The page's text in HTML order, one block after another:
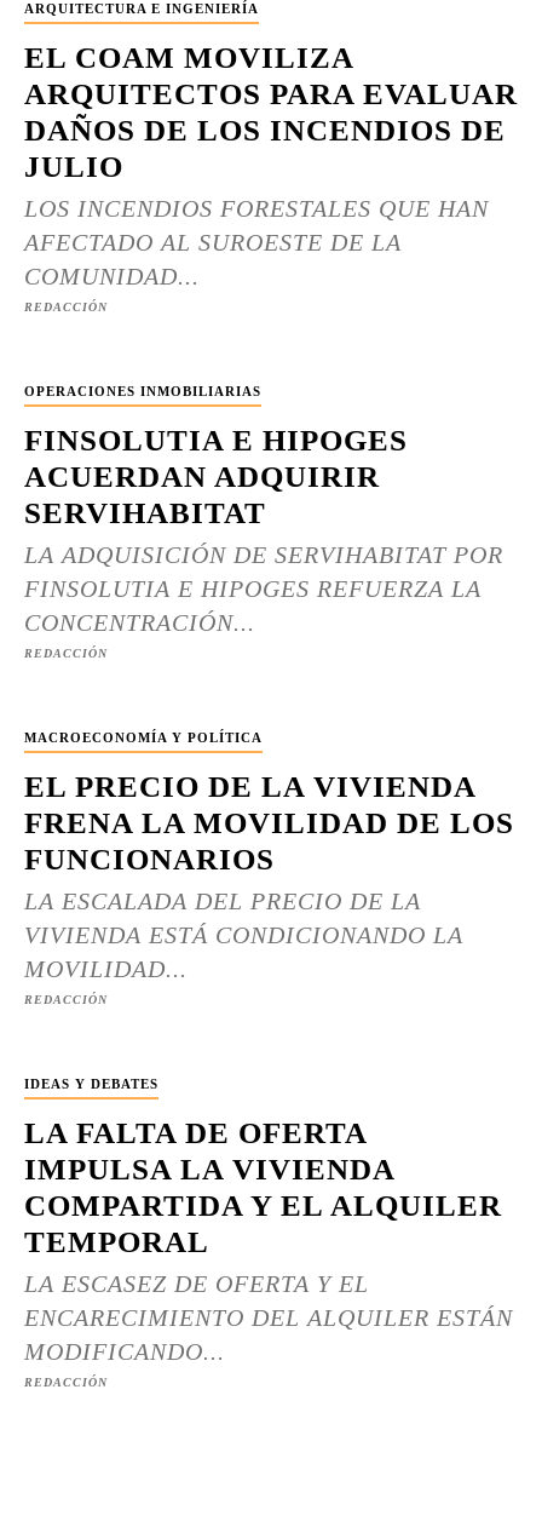
ARQUITECTURA E INGENIERÍA
EL COAM MOVILIZA
ARQUITECTOS PARA EVALUAR
DAÑOS DE LOS INCENDIOS DE
JULIO
LOS INCENDIOS FORESTALES QUE HAN
AFECTADO AL SUROESTE DE LA
COMUNIDAD...
REDACCIÓN
OPERACIONES INMOBILIARIAS
FINSOLUTIA E HIPOGES
ACUERDAN ADQUIRIR
SERVIHABITAT
LA ADQUISICIÓN DE SERVIHABITAT POR
FINSOLUTIA E HIPOGES REFUERZA LA
CONCENTRACIÓN...
REDACCIÓN
MACROECONOMÍA Y POLÍTICA
EL PRECIO DE LA VIVIENDA
FRENA LA MOVILIDAD DE LOS
FUNCIONARIOS
LA ESCALADA DEL PRECIO DE LA
VIVIENDA ESTÁ CONDICIONANDO LA
MOVILIDAD...
REDACCIÓN
IDEAS Y DEBATES
LA FALTA DE OFERTA
IMPULSA LA VIVIENDA
COMPARTIDA Y EL ALQUILER
TEMPORAL
LA ESCASEZ DE OFERTA Y EL
ENCARECIMIENTO DEL ALQUILER ESTÁN
MODIFICANDO...
REDACCIÓN